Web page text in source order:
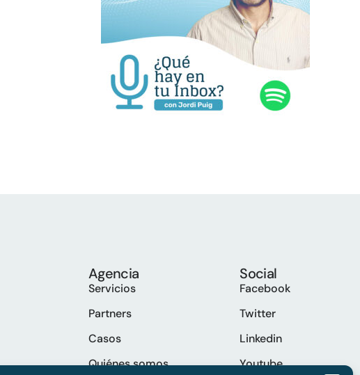
Agencia
Servicios
Partners
Casos
Quiénes somos
Social
Facebook
Twitter
Linkedin
Youtube